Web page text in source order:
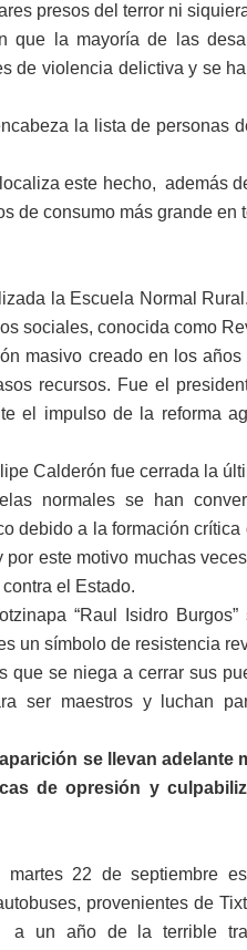
presos del terror ni
que la mayoría de las
de violencia delictiva y se
la lista de personas
este hecho, además
de consumo más grande en
la Escuela Normal
sociales, conocida como
masivo creado en los
recursos. Fue el
el impulso de la reforma
Calderón fue cerrada la
normales se han
debido a la formación
este motivo muchas
el Estado.
“Raul Isidro
un símbolo de resistencia
que se niega a cerrar sus
ser maestros y luchan
se llevan
de opresión y
22 de septiembre
provenientes de
a un año de la terrible